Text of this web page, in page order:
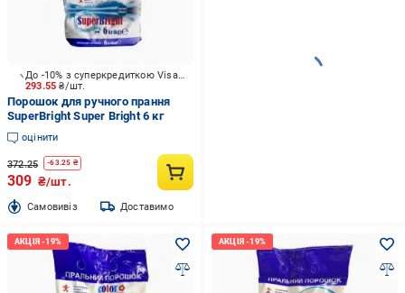
293.55₴/шт.
До -10% з суперкредиткою Visa Вигода
Порошок для ручного прання
SuperBright Super Bright 6 кг
оцінити
372.25 -63.25 ₴
309 ₴/шт.
Cамовивіз Доставимо